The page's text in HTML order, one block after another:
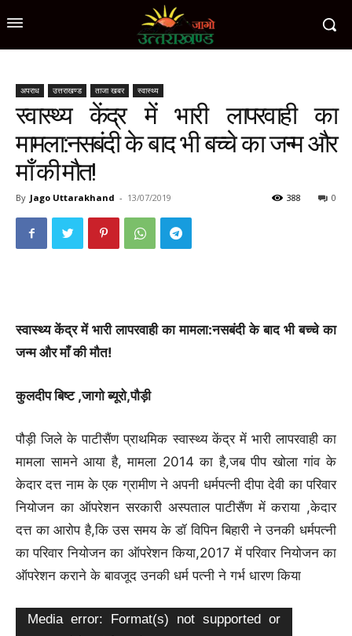
अपराध उत्तराखण्ड ताजा खबर स्वास्थ्य
स्वास्थ्य केंद्र में भारी लापरवाही का
मामला:नसबंदी के बाद भी बच्चे का जन्म और
माँ की मौत!
By Jago Uttarakhand - 13/07/2019 0
388
स्वास्थ्य केंद्र में भारी लापरवाही का मामला:नसबंदी के बाद भी बच्चे का
जन्म और माँ की मौत!
कुलदीप बिष्ट ,जागो ब्यूरो,पौड़ी
पौड़ी जिले के पाटीसैंण प्राथमिक स्वास्थ्य केंद्र में भारी लापरवाही का
मामला सामने आया है, मामला 2014 का है,जब पीप खोला गांव के
केदार दत्त नाम के एक ग्रामीण ने अपनी धर्मपत्नी दीपा देवी का परिवार
नियोजन का ऑपरेशन सरकारी अस्पताल पाटीसैंण में कराया ,केदार
दत्त का आरोप है,कि उस समय के डॉ विपिन बिहारी ने उनकी धर्मपत्नी
का परिवार नियोजन का ऑपरेशन किया,2017 में परिवार नियोजन का
ऑपरेशन कराने के बावजूद उनकी धर्म पत्नी ने गर्भ धारण किया
Video
Media error: Format(s) not supported or